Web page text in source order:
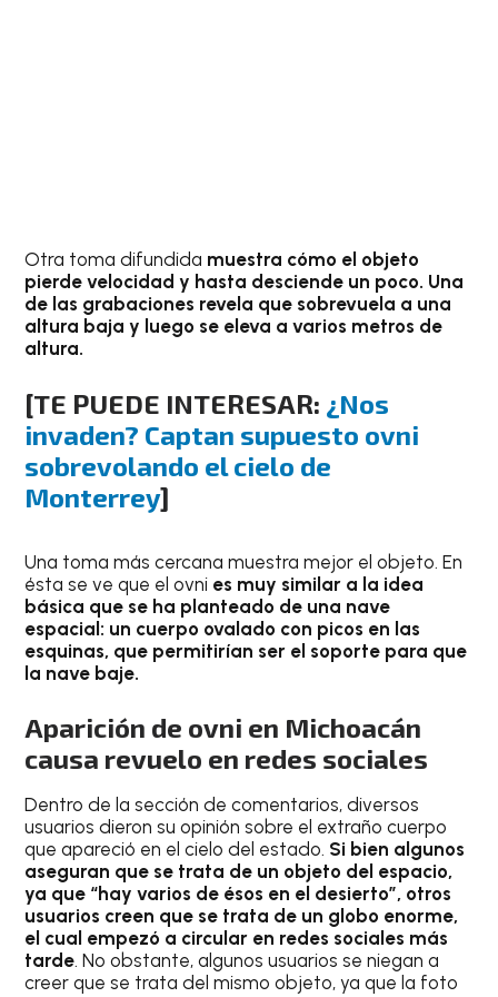
Otra toma difundida muestra cómo el objeto
pierde velocidad y hasta desciende un poco. Una
de las grabaciones revela que sobrevuela a una
altura baja y luego se eleva a varios metros de
altura.
[TE PUEDE INTERESAR: ¿Nos
invaden? Captan supuesto ovni
sobrevolando el cielo de
Monterrey]
Una toma más cercana muestra mejor el objeto. En
ésta se ve que el ovni es muy similar a la idea
básica que se ha planteado de una nave
espacial: un cuerpo ovalado con picos en las
esquinas, que permitirían ser el soporte para que
la nave baje.
Aparición de ovni en Michoacán
causa revuelo en redes sociales
Dentro de la sección de comentarios, diversos
usuarios dieron su opinión sobre el extraño cuerpo
que apareció en el cielo del estado. Si bien algunos
aseguran que se trata de un objeto del espacio,
ya que “hay varios de ésos en el desierto”, otros
usuarios creen que se trata de un globo enorme,
el cual empezó a circular en redes sociales más
tarde. No obstante, algunos usuarios se niegan a
creer que se trata del mismo objeto, ya que la foto